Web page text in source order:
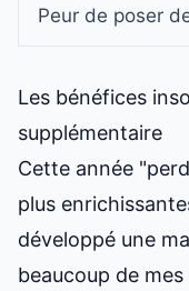
Peur de poser
Les bénéfices
supplémentaire
Cette année
plus
développé une
beaucoup de